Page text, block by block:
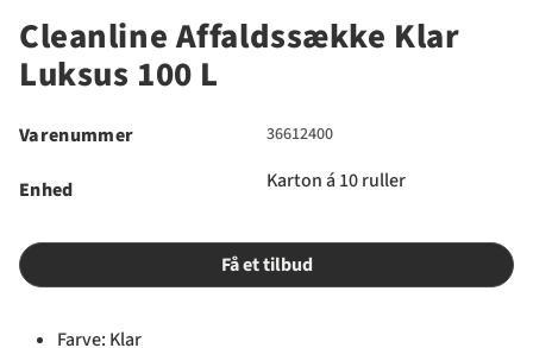
Cleanline Affaldssække Klar
Luksus 100 L
Varenummer 36612400
Enhed Karton á 10 ruller
Få et tilbud
Farve: Klar